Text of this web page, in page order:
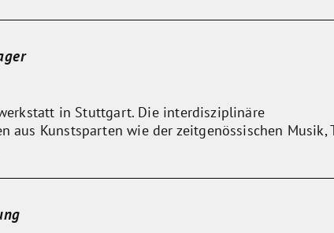
in Stuttgart. Die interdisziplinäre
aus Kunstsparten wie der zeitgenössischen Musik,